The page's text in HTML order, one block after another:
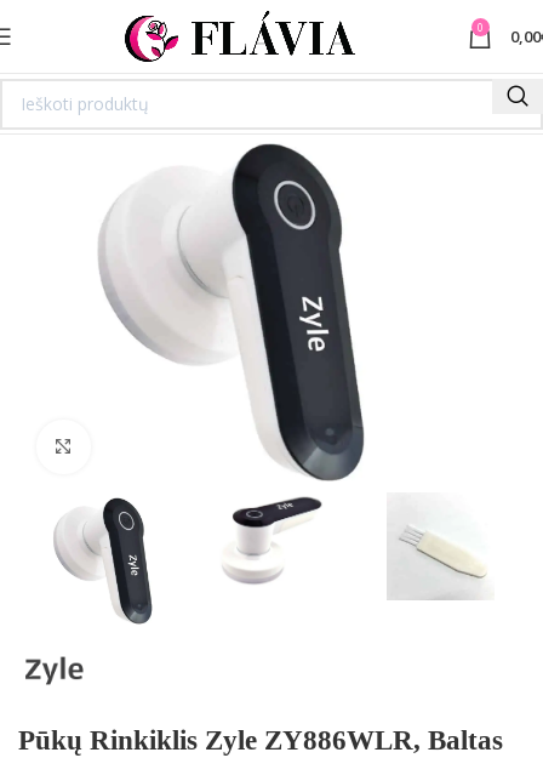
0 0,00
Spustelėkite norėdami padidinti
Pūkų Rinkiklis Zyle ZY886WLR, Baltas